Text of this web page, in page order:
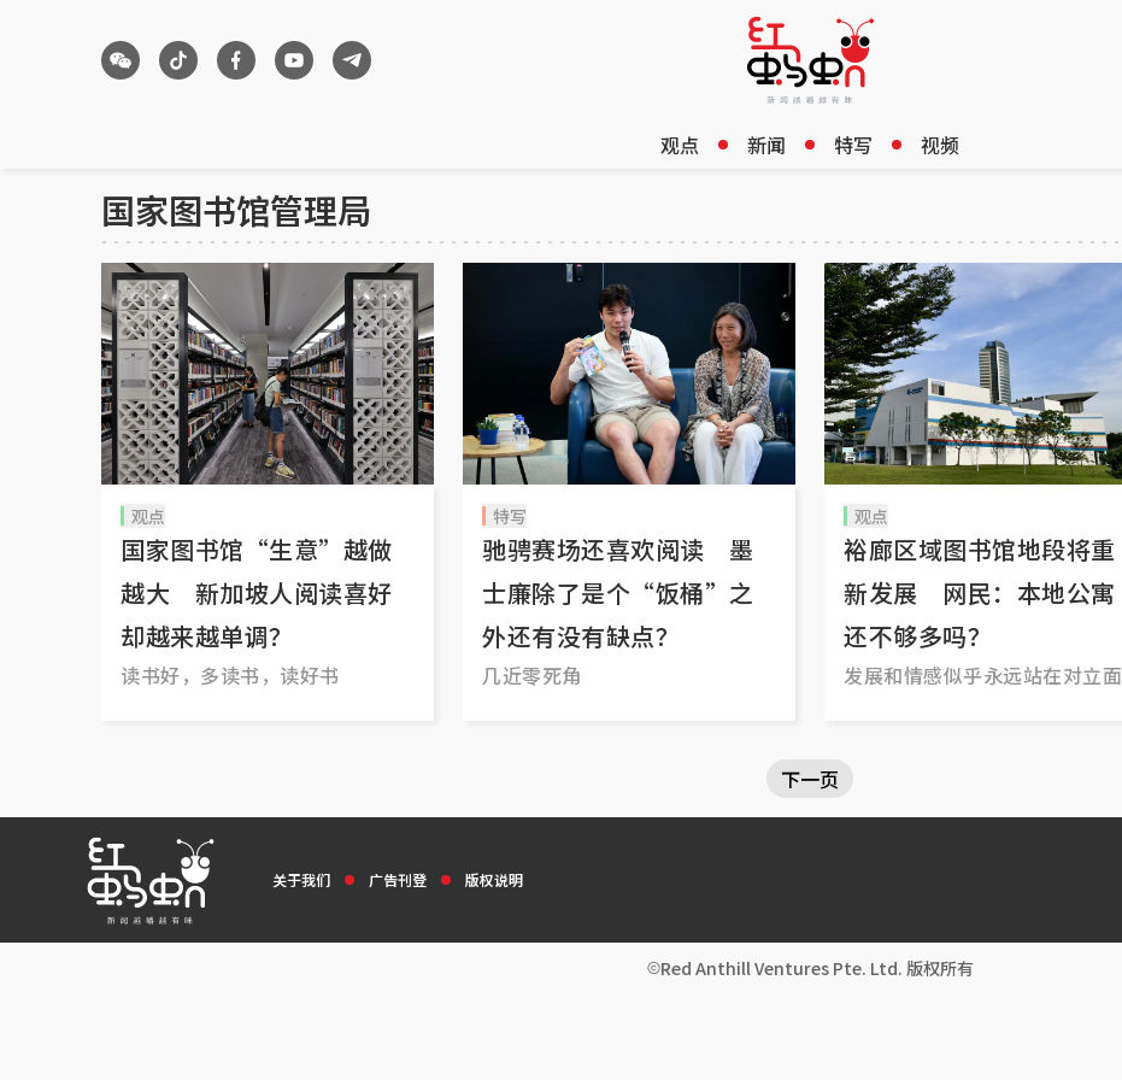
观点 新闻 特写 视频
国家图书馆管理局
观点
国家图书馆“生意”越做
越大 新加坡人阅读喜好
却越来越单调？
读书好，多读书，读好书
特写
驰骋赛场还喜欢阅读 墨
士廉除了是个“饭桶”之
外还有没有缺点？
几近零死角
观点
裕廊区域图书馆地段将重
新发展 网民：本地公寓
还不够多吗？
发展和情感似乎永远站在对立面
下一页
关于我们 广告刊登 版权说明
Red Anthill Ventures Pte. Ltd. 版权所有